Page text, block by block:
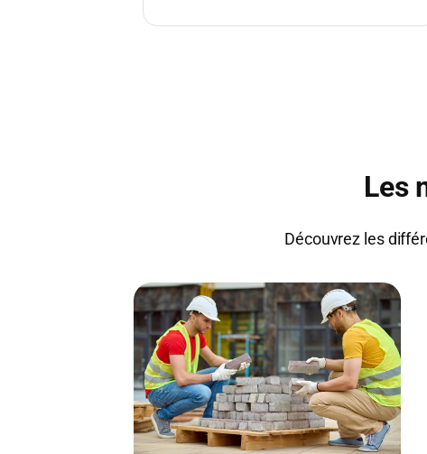
Les
Découvrez les